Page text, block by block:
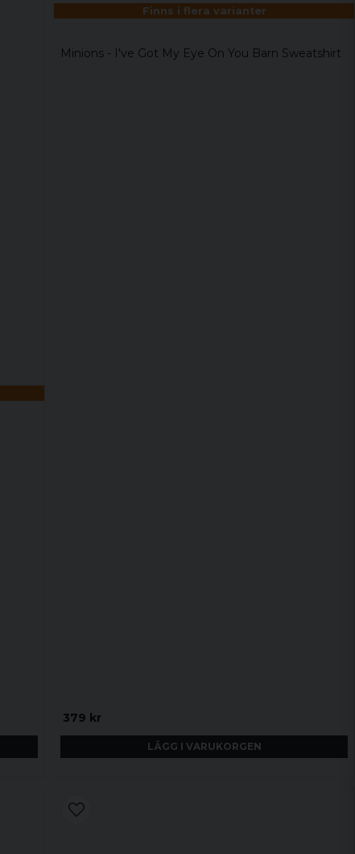
Finns i flera varianter
Minions - I've Got My Eye On You Barn Sweatshirt
379 kr
LÄGG I VARUKORGEN